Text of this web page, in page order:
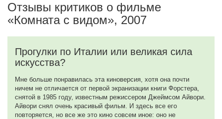
Отзывы критиков о фильме
«Комната с видом», 2007
Прогулки по Италии или великая сила
искусства?
Мне больше понравилась эта киноверсия, хотя она почти
ничем не отличается от первой экранизации книги Форстера,
снятой в 1985 году, известным режиссером Джеймсом Айвори.
Айвори снял очень красивый фильм. И здесь все его
повторяется, но все же это кино совсем иное: оно не